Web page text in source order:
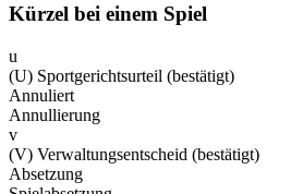
Kürzel bei einem Spiel
u
(U) Sportgerichtsurteil (bestätigt)
Annuliert
Annullierung
v
(V) Verwaltungsentscheid (bestätigt)
Absetzung